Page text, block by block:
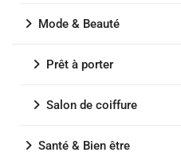
Mode & Beauté
Prêt à porter
Salon de coiffure
Santé & Bien être